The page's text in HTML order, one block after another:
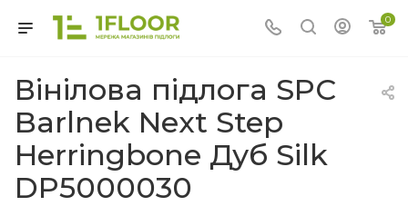
0
Вінілова підлога SPC
Barlnek Next Step
Herringbone Дуб Silk
DP5000030